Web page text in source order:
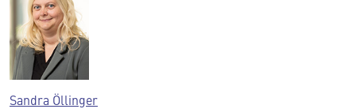
Sandra Öllinger